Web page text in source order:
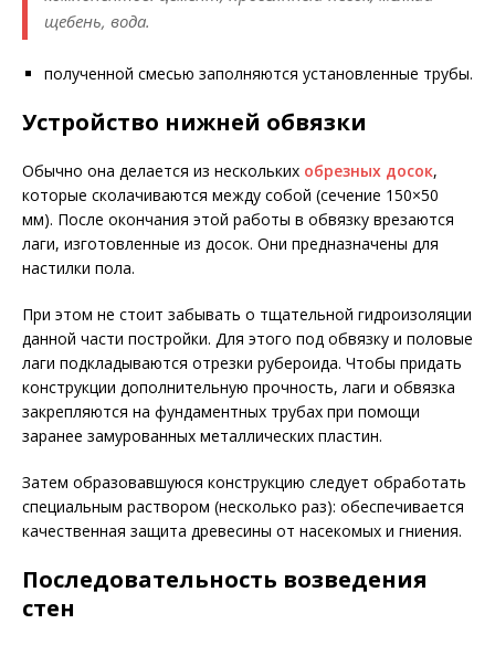
щебень, вода.
полученной смесью заполняются установленные трубы.
Устройство нижней обвязки
Обычно она делается из нескольких обрезных досок,
которые сколачиваются между собой (сечение 150×50
мм). После окончания этой работы в обвязку врезаются
лаги, изготовленные из досок. Они предназначены для
настилки пола.
При этом не стоит забывать о тщательной гидроизоляции
данной части постройки. Для этого под обвязку и половые
лаги подкладываются отрезки рубероида. Чтобы придать
конструкции дополнительную прочность, лаги и обвязка
закрепляются на фундаментных трубах при помощи
заранее замурованных металлических пластин.
Затем образовавшуюся конструкцию следует обработать
специальным раствором (несколько раз): обеспечивается
качественная защита древесины от насекомых и гниения.
Последовательность возведения
стен